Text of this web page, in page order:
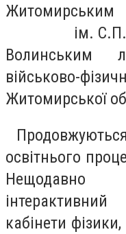
Житомирським
ім. С.П.
Волинським
військово-
Житомирської
освітнього
Нещодавно
кабінети